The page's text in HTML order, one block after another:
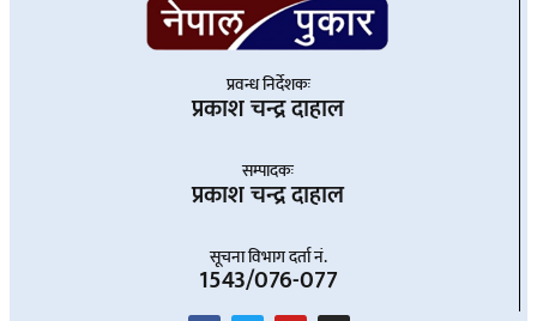
प्रवन्ध निर्देशकः
प्रकाश चन्द्र दाहाल
सम्पादकः
प्रकाश चन्द्र दाहाल
सूचना विभाग दर्ता नं.
1543/076-077